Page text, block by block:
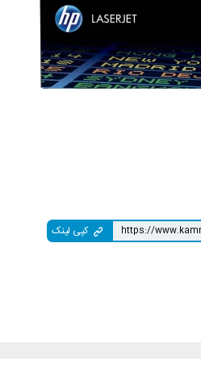
کپی لینک